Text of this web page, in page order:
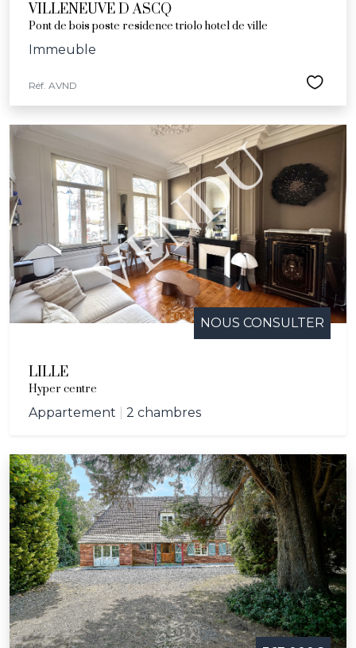
VILLENEUVE D ASCQ
Pont de bois poste residence triolo hotel de ville
Immeuble
Réf. AVND
NOUS CONSULTER
LILLE
Hyper centre
Appartement 2 chambres